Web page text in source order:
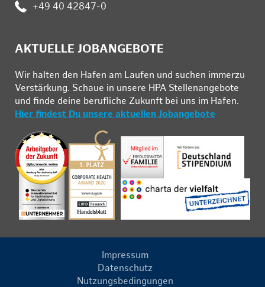
Telefon:
+49 40 42847-0
AKTUELLE JOBANGEBOTE
Wir hal­ten den Ha­fen am Lau­fen und su­chen im­mer­zu
Ver­stär­kung. Schau­e in un­se­re HPA Stel­len­an­ge­bo­te
und fin­de deine be­ruf­li­che Zu­kunft bei uns im Ha­fen.
Hier findest Du unsere aktuellen Jobangebote
Impressum
Datenschutz
Nutzungsbedingungen